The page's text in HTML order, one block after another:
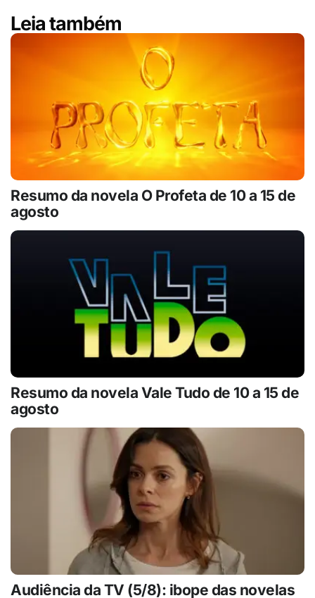
Leia também
Resumo da novela O Profeta de 10 a 15 de
agosto
Resumo da novela Vale Tudo de 10 a 15 de
agosto
Audiência da TV (5/8): ibope das novelas